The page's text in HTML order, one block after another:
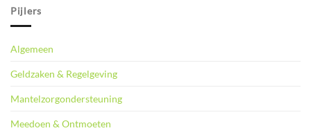
Pijlers
Algemeen
Geldzaken & Regelgeving
Mantelzorgondersteuning
Meedoen & Ontmoeten